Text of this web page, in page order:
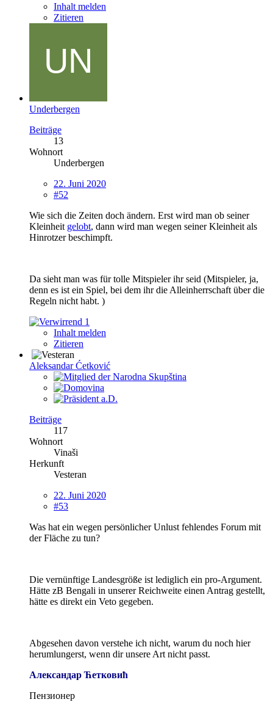
Inhalt melden
Zitieren
Underbergen
Beiträge
13
Wohnort
Underbergen
22. Juni 2020
#52
Wie sich die Zeiten doch ändern. Erst wird man ob seiner
Kleinheit gelobt, dann wird man wegen seiner Kleinheit als
Hinrotzer beschimpft.
Da sieht man was für tolle Mitspieler ihr seid (Mitspieler, ja,
denn es ist ein Spiel, bei dem ihr die Alleinherrschaft über die
Regeln nicht habt. )
1
Inhalt melden
Zitieren
Aleksandar Ćetković
Beiträge
117
Wohnort
Vinaši
Herkunft
Vesteran
22. Juni 2020
#53
Was hat ein wegen persönlicher Unlust fehlendes Forum mit
der Fläche zu tun?
Die vernünftige Landesgröße ist lediglich ein pro-Argument.
Hätte zB Bengali in unserer Reichweite einen Antrag gestellt,
hätte es direkt ein Veto gegeben.
Abgesehen davon verstehe ich nicht, warum du noch hier
herumlungerst, wenn dir unsere Art nicht passt.
Александар Ћетковић
Пензионер